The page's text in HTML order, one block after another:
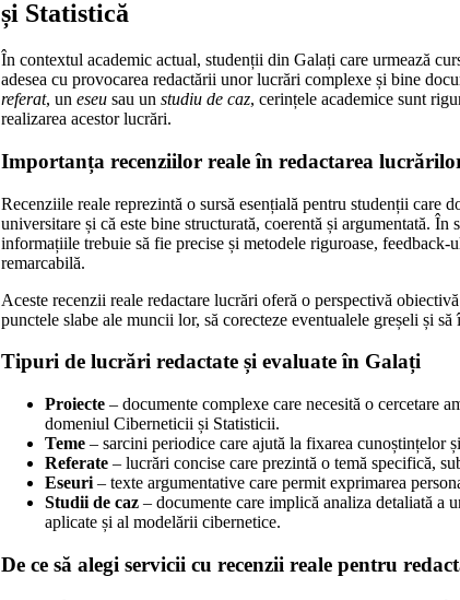
și Statistică
În contextul academic actual, studenții din Galați care urmează
adesea cu provocarea redactării unor lucrări complexe și bine
referat, un eseu sau un studiu de caz, cerințele academice sunt
realizarea acestor lucrări.
Importanța recenziilor reale în redactarea
Recenziile reale reprezintă o sursă esențială pentru studenții care
universitare și că este bine structurată, coerentă și argumentată.
informațiile trebuie să fie precise și metodele riguroase,
remarcabilă.
Aceste recenzii reale redactare lucrări oferă o perspectivă
punctele slabe ale muncii lor, să corecteze eventualele greșeli și
Tipuri de lucrări redactate și evaluate în Galați
Proiecte – documente complexe care necesită o cercetare
domeniul Ciberneticii și Statisticii.
Teme – sarcini periodice care ajută la fixarea cunoștințelor
Referate – lucrări concise care prezintă o temă specifică,
Eseuri – texte argumentative care permit exprimarea
Studii de caz – documente care implică analiza detaliată a
aplicate și al modelării cibernetice.
De ce să alegi servicii cu recenzii reale pentru